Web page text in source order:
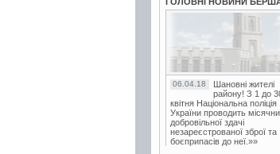
06.04.18
Шановні жителі
району! З 1 до
квітня Національна поліція
України проводить
добровільної здачі
незареєстрованої зброї та
боєприпасів до неї.»»